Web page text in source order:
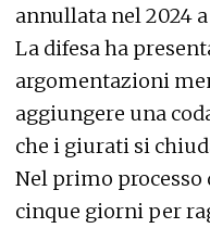
annullata nel 2024
La difesa ha
argomentazioni
aggiungere una
che i giurati si
Nel primo
cinque giorni per